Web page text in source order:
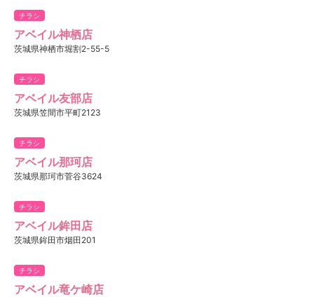
チラシ
アベイル神栖店
茨城県神栖市堀割2-55-5
チラシ
アベイル友部店
茨城県笠間市平町2123
チラシ
アベイル那珂店
茨城県那珂市菅谷3624
チラシ
アベイル鉾田店
茨城県鉾田市烟田201
チラシ
アベイル竜ケ崎店